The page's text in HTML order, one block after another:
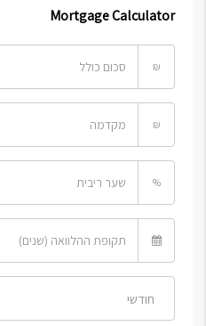
Mortgage Calculator
₪
₪
%
חודשי